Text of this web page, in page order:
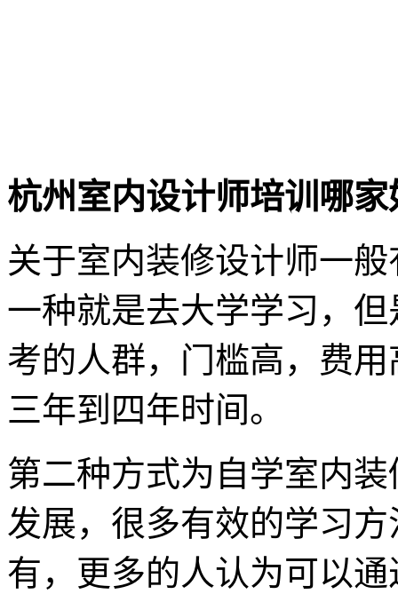
杭州室内设计师培训哪家
关于室内装修设计师一
一种就是去大学学习，
考的人群，门槛高，费
三年到四年时间。
第二种方式为自学室内
发展，很多有效的学习
有，更多的人认为可以